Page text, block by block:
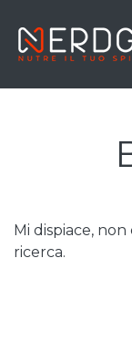
Mi dispiace,
ricerca.